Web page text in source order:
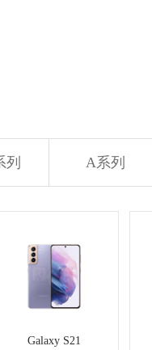
列 A系列
Galaxy S21